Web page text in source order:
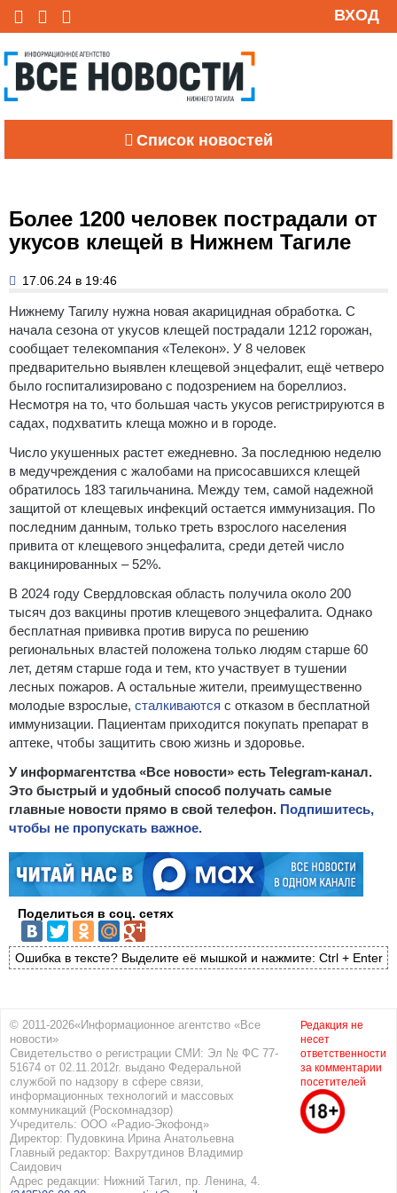
ВХОД
Список новостей
Более 1200 человек пострадали от
укусов клещей в Нижнем Тагиле
17.06.24 в 19:46
Нижнему Тагилу нужна новая акарицидная обработка. С
начала сезона от укусов клещей пострадали 1212 горожан,
сообщает телекомпания «Телекон». У 8 человек
предварительно выявлен клещевой энцефалит, ещё четверо
было госпитализировано с подозрением на бореллиоз.
Несмотря на то, что большая часть укусов регистрируются в
садах, подхватить клеща можно и в городе.
Число укушенных растет ежедневно. За последнюю неделю
в медучреждения с жалобами на присосавшихся клещей
обратилось 183 тагильчанина. Между тем, самой надежной
защитой от клещевых инфекций остается иммунизация. По
последним данным, только треть взрослого населения
привита от клещевого энцефалита, среди детей число
вакцинированных – 52%.
В 2024 году Свердловская область получила около 200
тысяч доз вакцины против клещевого энцефалита. Однако
бесплатная прививка против вируса по решению
региональных властей положена только людям старше 60
лет, детям старше года и тем, кто участвует в тушении
лесных пожаров. А остальные жители, преимущественно
молодые взрослые, сталкиваются с отказом в бесплатной
иммунизации. Пациентам приходится покупать препарат в
аптеке, чтобы защитить свою жизнь и здоровье.
У информагентства «Все новости» есть Telegram-канал.
Это быстрый и удобный способ получать самые
главные новости прямо в свой телефон. Подпишитесь,
чтобы не пропускать важное.
Поделиться в соц. сетях
Ошибка в тексте? Выделите её мышкой и нажмите: Ctrl + Enter
© 2011-2026«Информационное агентство «Все
новости»
Свидетельство о регистрации СМИ: Эл № ФС 77-
51674 от 02.11.2012г. выдано Федеральной
службой по надзору в сфере связи,
информационных технологий и массовых
коммуникаций (Роскомнадзор)
Учредитель: ООО «Радио-Экофонд»
Директор: Пудовкина Ирина Анатольевна
Главный редактор: Вахрутдинов Владимир
Саидович
Адрес редакции: Нижний Тагил, пр. Ленина, 4.
Редакция не
несет
ответственности
за комментарии
посетителей